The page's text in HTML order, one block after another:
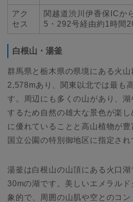
アク
セス
関越道渋川伊香保ICか
5・292号経由約1時間
白根山・湯釜
群馬県と栃木県の県境にある火
2,578mあり、関東以北では最も
す。周辺にも多くの山があり、
するため自然の雄大な景色が楽
に優れていることと高山植物が
国立公園の特別御地区に指定され
湯釜は白根山の山頂にある火口
30mの湖です。美しいエメラル
象的で、周囲の山肌や空とのコ